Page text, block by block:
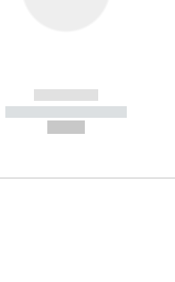
------------
----------- -----------